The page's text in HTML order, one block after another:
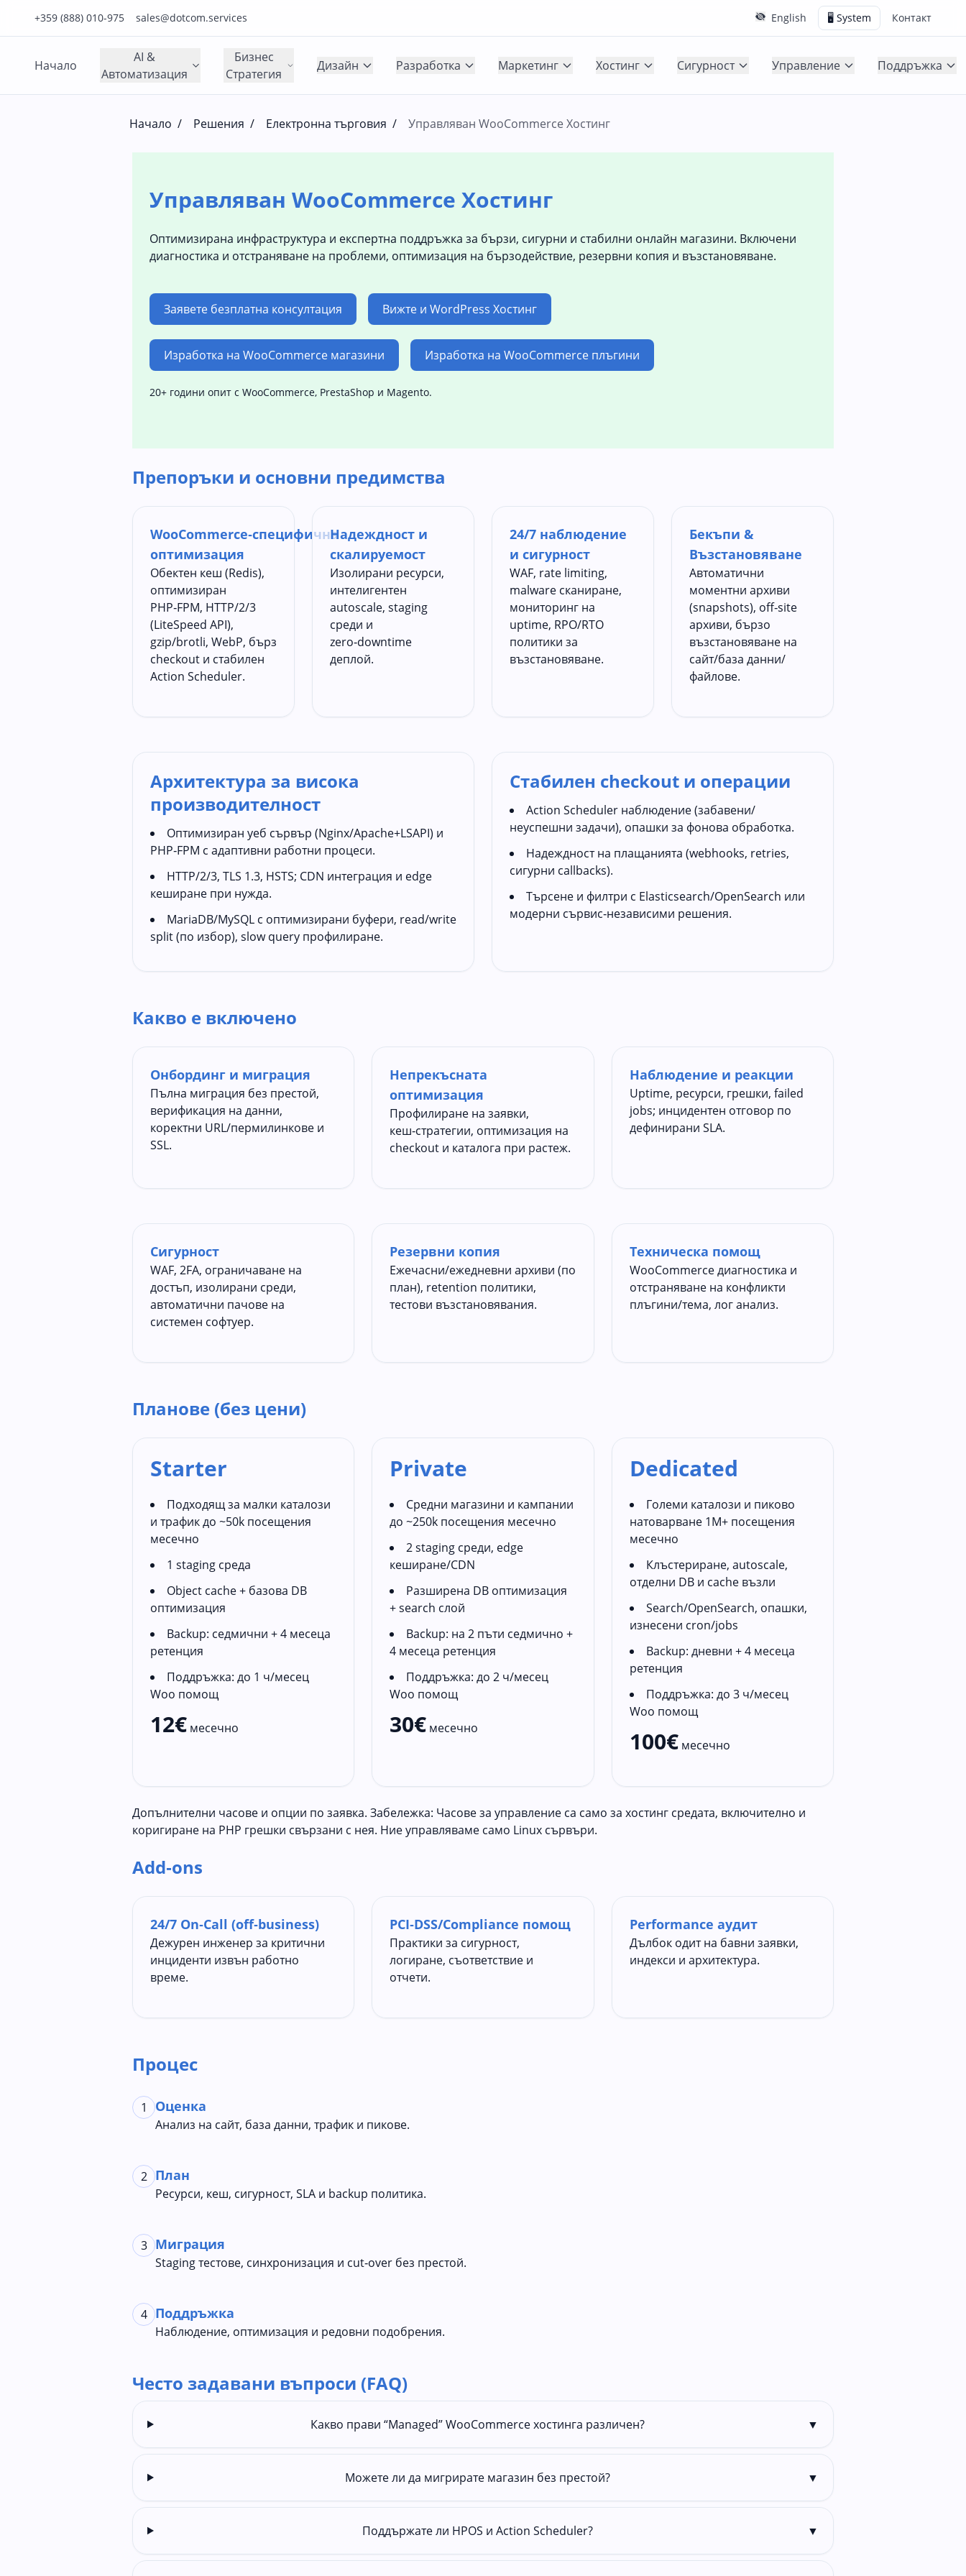
+359 (888) 010-975
Нашия телефонен номер е 0888010975
sales@dotcom.services
Нашия имейл адрес е sales@dotcom.services English 🖥️ System Контакт
Начало
AI &
Автоматизация
Бизнес
Стратегия
Дизайн Разработка Маркетинг Хостинг Сигурност Управление Поддръжка
Начало / Решения / Електронна търговия / Управляван WooCommerce Хостинг
Управляван WooCommerce Хостинг
Оптимизирана инфраструктура и експертна поддръжка за бързи, сигурни и стабилни онлайн магазини. Включени
диагностика и отстраняване на проблеми, оптимизация на бързодействие, резервни копия и възстановяване.
Заявете безплатна консултация Вижте и WordPress Хостинг
Изработка на WooCommerce магазини Изработка на WooCommerce плъгини
20+ години опит с WooCommerce, PrestaShop и Magento.
Препоръки и основни предимства
WooCommerce‑специфична
оптимизация
Обектен кеш (Redis),
оптимизиран
PHP‑FPM, HTTP/2/3
(LiteSpeed API),
gzip/brotli, WebP, бърз
checkout и стабилен
Action Scheduler.
Надеждност и
скалируемост
Изолирани ресурси,
интелигентен
autoscale, staging
среди и
zero‑downtime
деплой.
24/7 наблюдение
и сигурност
WAF, rate limiting,
malware сканиране,
мониторинг на
uptime, RPO/RTO
политики за
възстановяване.
Бекъпи &
Възстановяване
Автоматични
моментни архиви
(snapshots), off‑site
архиви, бързо
възстановяване на
сайт/база данни/
файлове.
Архитектура за висока
производителност
Оптимизиран уеб сървър (Nginx/Apache+LSAPI) и
PHP‑FPM с адаптивни работни процеси.
HTTP/2/3, TLS 1.3, HSTS; CDN интеграция и edge
кеширане при нужда.
MariaDB/MySQL с оптимизирани буфери, read/write
split (по избор), slow query профилиране.
Стабилен checkout и операции
Action Scheduler наблюдение (забавени/
неуспешни задачи), опашки за фонова обработка.
Надеждност на плащанията (webhooks, retries,
сигурни callbacks).
Търсене и филтри с Elasticsearch/OpenSearch или
модерни сървис‑независими решения.
Какво е включено
Онбординг и миграция
Пълна миграция без престой,
верификация на данни,
коректни URL/пермилинкове и
SSL.
Непрекъсната
оптимизация
Профилиране на заявки,
кеш‑стратегии, оптимизация на
checkout и каталога при растеж.
Наблюдение и реакции
Uptime, ресурси, грешки, failed
jobs; инцидентен отговор по
дефинирани SLA.
Сигурност
WAF, 2FA, ограничаване на
достъп, изолирани среди,
автоматични пачове на
системен софтуер.
Резервни копия
Ежечасни/ежедневни архиви (по
план), retention политики,
тестови възстановявания.
Техническа помощ
WooCommerce диагностика и
отстраняване на конфликти
плъгини/темa, лог анализ.
Планове (без цени)
Starter
Подходящ за малки каталози
и трафик до ~50k посещения
месечно
1 staging среда
Object cache + базова DB
оптимизация
Backup: седмични + 4 месеца
ретенция
Поддръжка: до 1 ч/месец
Woo помощ
12€ месечно
Private
Средни магазини и кампании
до ~250k посещения месечно
2 staging среди, edge
кеширане/CDN
Разширена DB оптимизация
+ search слой
Backup: на 2 пъти седмично +
4 месеца ретенция
Поддръжка: до 2 ч/месец
Woo помощ
30€ месечно
Dedicated
Големи каталози и пиково
натоварване 1M+ посещения
месечно
Клъстериране, autoscale,
отделни DB и cache възли
Search/OpenSearch, опашки,
изнесени cron/jobs
Backup: дневни + 4 месеца
ретенция
Поддръжка: до 3 ч/месец
Woo помощ
100€ месечно
Допълнителни часове и опции по заявка. Забележка: Часове за управление са само за хостинг средата, включително и
коригиране на PHP грешки свързани с нея. Ние управляваме само Linux сървъри.
Add‑ons
24/7 On‑Call (off‑business)
Дежурен инженер за критични
инциденти извън работно
време.
PCI‑DSS/Compliance помощ
Практики за сигурност,
логиране, съответствие и
отчети.
Performance аудит
Дълбок одит на бавни заявки,
индекси и архитектура.
Процес
1 Оценка
Анализ на сайт, база данни, трафик и пикове.
2 План
Ресурси, кеш, сигурност, SLA и backup политика.
3 Миграция
Staging тестове, синхронизация и cut‑over без престой.
4 Поддръжка
Наблюдение, оптимизация и редовни подобрения.
Често задавани въпроси (FAQ)
Какво прави “Managed” WooCommerce хостингa различен? ▼
Можете ли да мигрирате магазин без престой? ▼
Поддържате ли HPOS и Action Scheduler? ▼